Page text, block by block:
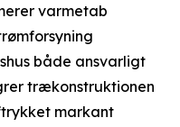
varmetab
både ansvarligt
trækonstruktionen
markant